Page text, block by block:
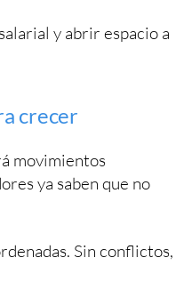
y abrir espacio a
crecer
movimientos
ya saben que no
Sin conflictos,